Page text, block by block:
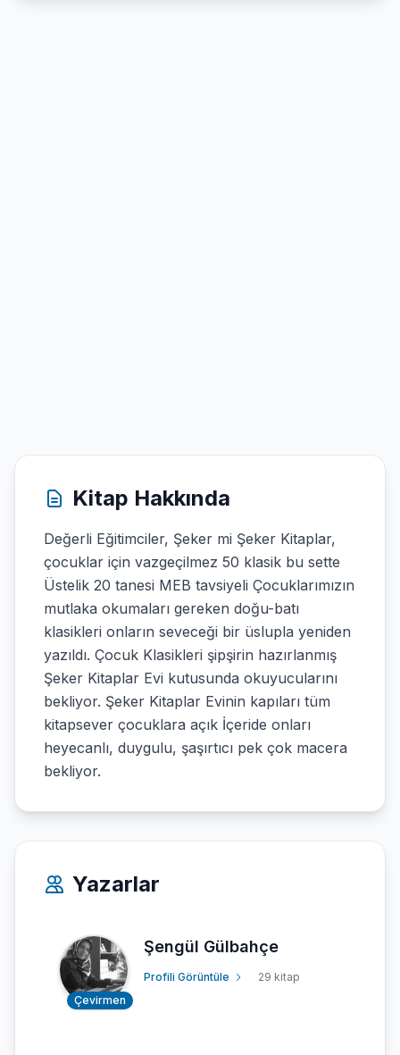
Kitap Hakkında
Değerli Eğitimciler, Şeker mi Şeker Kitaplar,
çocuklar için vazgeçilmez 50 klasik bu sette
Üstelik 20 tanesi MEB tavsiyeli Çocuklarımızın
mutlaka okumaları gereken doğu-batı
klasikleri onların seveceği bir üslupla yeniden
yazıldı. Çocuk Klasikleri şipşirin hazırlanmış
Şeker Kitaplar Evi kutusunda okuyucularını
bekliyor. Şeker Kitaplar Evinin kapıları tüm
kitapsever çocuklara açık İçeride onları
heyecanlı, duygulu, şaşırtıcı pek çok macera
bekliyor.
Yazarlar
Çevirmen
Şengül Gülbahçe
Profili Görüntüle 29 kitap